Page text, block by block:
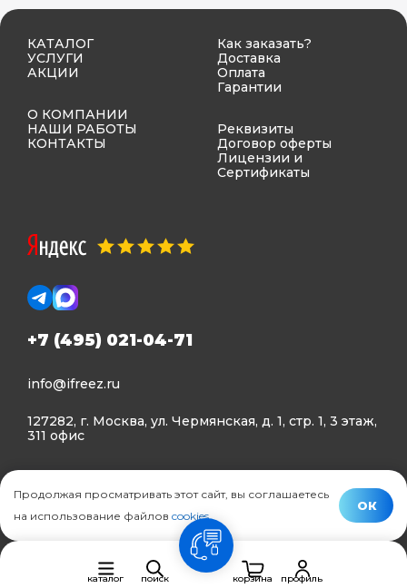
КАТАЛОГ
УСЛУГИ
АКЦИИ
О КОМПАНИИ
НАШИ РАБОТЫ
КОНТАКТЫ
Как заказать?
Доставка
Оплата
Гарантии
Реквизиты
Договор оферты
Лицензии и
Сертификаты
+7 (495) 021-04-71
info@ifreez.ru
127282, г. Москва, ул. Чермянская, д. 1, стр. 1, 3 этаж,
311 офис
Политика конфиденциальности
© Ifreez - продажа и установка климатической техники,
каталог поиск
связь
корзина
профиль
Продолжая просматривать этот сайт, вы соглашаетесь
на использование файлов cookies.
ОК